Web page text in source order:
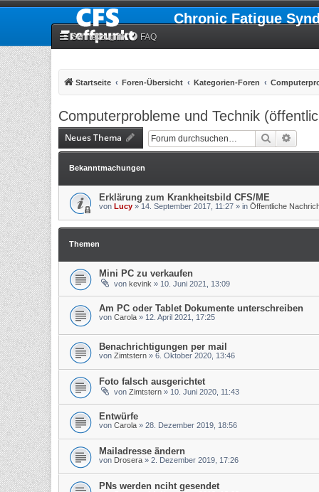
Chronic Fatigue
Schnellzugriff FAQ
Startseite Foren-Übersicht Kategorien-Foren
Computerprobleme und Technik
Neues Thema Suche
Bekanntmachungen
Erklärung zum Krankheitsbild CFS/ME
von Lucy » 14. September 2017, 11:27 » in Öffentliche
Themen
Mini PC zu verkaufen
von kevink » 10. Juni 2021, 13:09
Am PC oder Tablet Dokumente unterschreiben
von Carola » 12. April 2021, 17:25
Benachrichtigungen per mail
von Zimtstern » 6. Oktober 2020, 13:46
Foto falsch ausgerichtet
von Zimtstern » 10. Juni 2020, 11:43
Entwürfe
von Carola » 28. Dezember 2019, 18:56
Mailadresse ändern
von Drosera » 2. Dezember 2019, 17:26
PNs werden nciht gesendet